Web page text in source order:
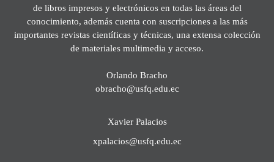
de libros impresos y electrónicos en todas las áreas del
conocimiento, además cuenta con suscripciones a las más
importantes revistas científicas y técnicas, una extensa colección
de materiales multimedia y acceso.
Orlando Bracho
obracho@usfq.edu.ec
Xavier Palacios
xpalacios@usfq.edu.ec